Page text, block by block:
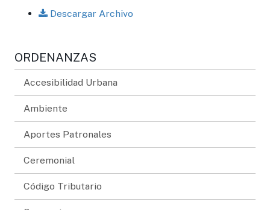
Descargar Archivo
ORDENANZAS
Accesibilidad Urbana
Ambiente
Aportes Patronales
Ceremonial
Código Tributario